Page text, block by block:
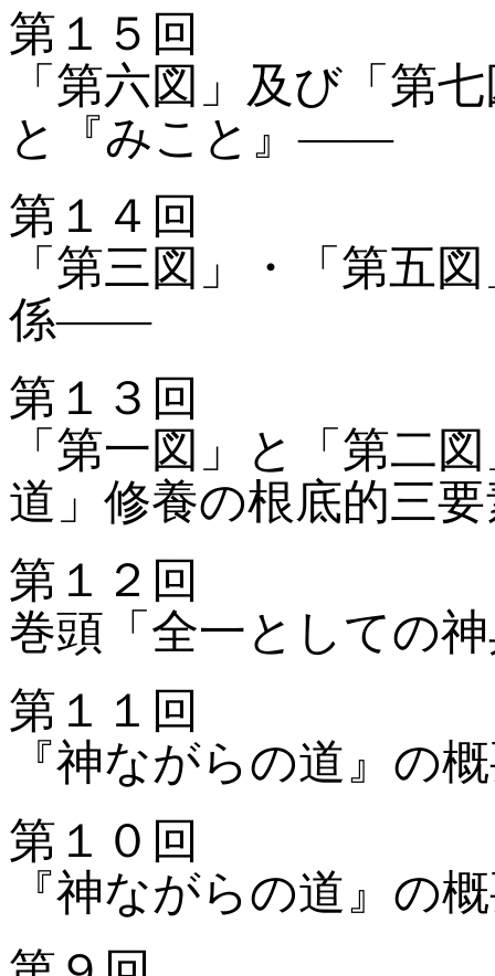
第１５回
「第六図」及び「第
と『みこと』——
第１４回
「第三図」・「第五
係——
第１３回
「第一図」と「第二
道」修養の根底的三
第１２回
巻頭「全一としての
第１１回
『神ながらの道』の
第１０回
『神ながらの道』の